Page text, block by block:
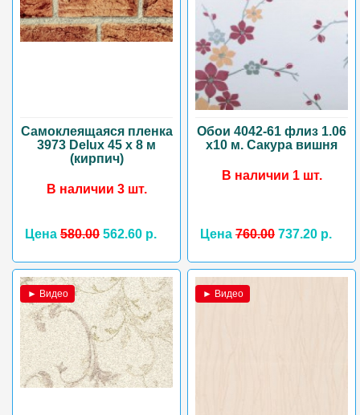
Самоклеящаяся пленка
3973 Delux 45 х 8 м
(кирпич)
В наличии 3 шт.
Цена 580.00 562.60 р.
Обои 4042-61 флиз 1.06
х10 м. Сакура вишня
В наличии 1 шт.
Цена 760.00 737.20 р.
► Видео ► Видео